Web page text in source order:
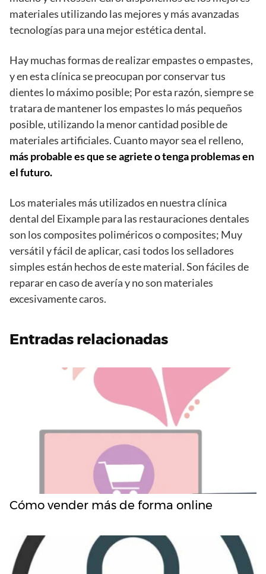
materiales utilizando las mejores y más avanzadas
tecnologías para una mejor estética dental.
Hay muchas formas de realizar empastes o empastes,
y en esta clínica se preocupan por conservar tus
dientes lo máximo posible; Por esta razón, siempre se
tratara de mantener los empastes lo más pequeños
posible, utilizando la menor cantidad posible de
materiales artificiales. Cuanto mayor sea el relleno,
más probable es que se agriete o tenga problemas en
el futuro.
Los materiales más utilizados en nuestra clínica
dental del Eixample para las restauraciones dentales
son los composites poliméricos o composites; Muy
versátil y fácil de aplicar, casi todos los selladores
simples están hechos de este material. Son fáciles de
reparar en caso de avería y no son materiales
excesivamente caros.
Entradas relacionadas
Cómo vender más de forma online